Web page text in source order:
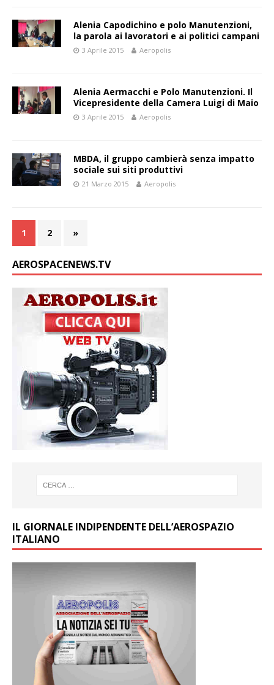
Alenia Capodichino e polo Manutenzioni,
la parola ai lavoratori e ai politici campani
3 Aprile 2015 Aeropolis
Alenia Aermacchi e Polo Manutenzioni. Il
Vicepresidente della Camera Luigi di Maio
3 Aprile 2015 Aeropolis
MBDA, il gruppo cambierà senza impatto
sociale sui siti produttivi
21 Marzo 2015 Aeropolis
1 2 »
AEROSPACENEWS.TV
IL GIORNALE INDIPENDENTE DELL’AEROSPAZIO
ITALIANO